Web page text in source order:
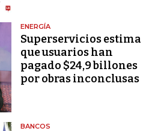
ENERGÍA
Superservicios estima
que usuarios han
pagado $24,9 billones
por obras inconclusas
BANCOS